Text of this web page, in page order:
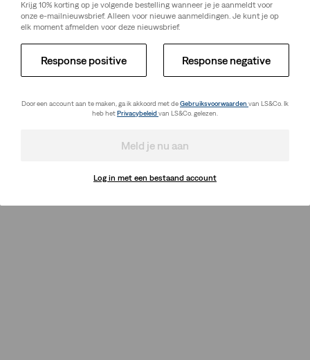
Krijg 10% korting op je volgende bestelling wanneer je je aanmeldt voor
onze e-mailnieuwsbrief. Alleen voor nieuwe aanmeldingen. Je kunt je op
elk moment afmelden voor deze nieuwsbrief.
Response positive Response negative
Door een account aan te maken, ga ik akkoord met deGebruiksvoorwaarden van LS&Co. Ik
heb hetPrivacybeleid van LS&Co. gelezen.
Meld je nu aan
Log in met een bestaand account